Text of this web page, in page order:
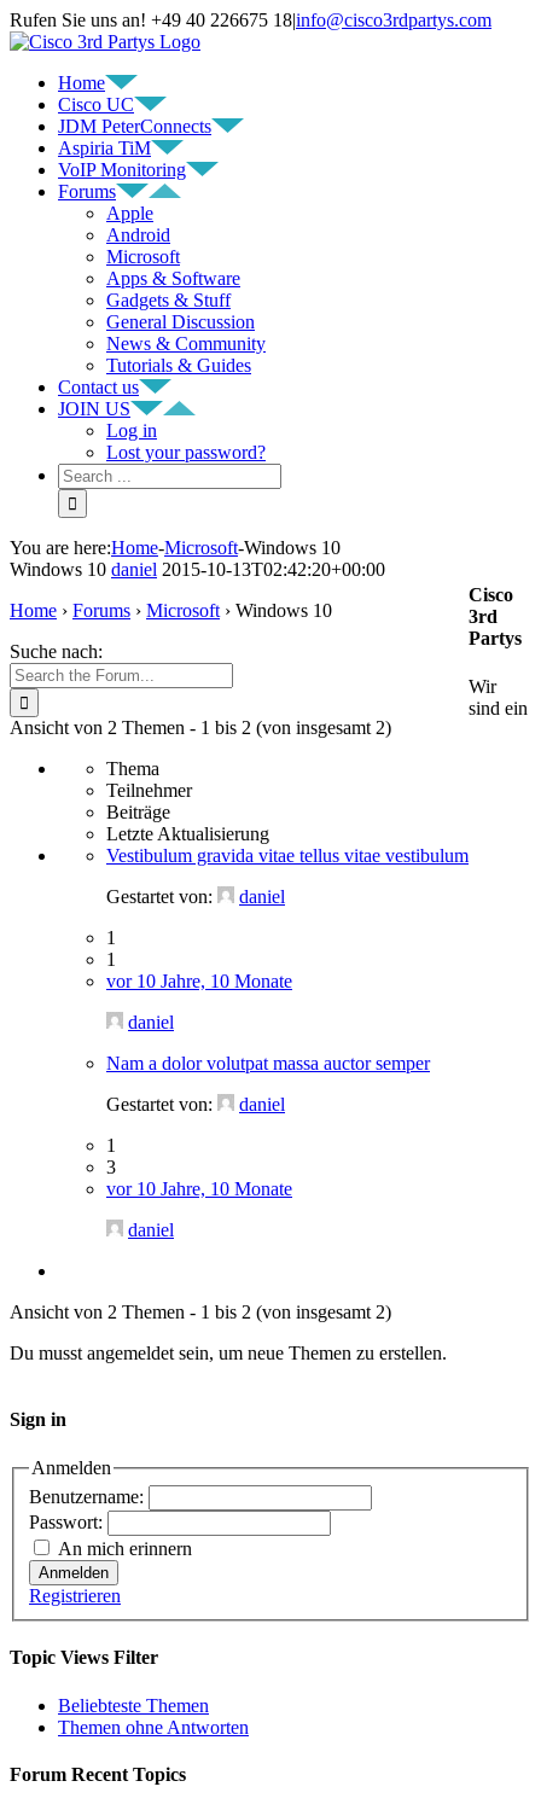
Rufen Sie uns an! +49 40 226675 18|info@cisco3rdpartys.com
Home
Cisco UC
JDM PeterConnects
Aspiria TiM
VoIP Monitoring
Forums
Apple
Android
Microsoft
Apps & Software
Gadgets & Stuff
General Discussion
News & Community
Tutorials & Guides
Contact us
JOIN US
Log in
Lost your password?
You are here:Home-Microsoft-Windows 10
Windows 10 daniel 2015-10-13T02:42:20+00:00
Home › Forums › Microsoft › Windows 10
Suche nach:
Ansicht von 2 Themen - 1 bis 2 (von insgesamt 2)
Thema
Teilnehmer
Beiträge
Letzte Aktualisierung
Vestibulum gravida vitae tellus vitae vestibulum
Gestartet von:
daniel
1
1
vor 10 Jahre, 10 Monate
daniel
Nam a dolor volutpat massa auctor semper
Gestartet von:
daniel
1
3
vor 10 Jahre, 10 Monate
daniel
Ansicht von 2 Themen - 1 bis 2 (von insgesamt 2)
Du musst angemeldet sein, um neue Themen zu erstellen.
Sign in
Anmelden
Benutzername:
Passwort:
An mich erinnern
Anmelden
Registrieren
Topic Views Filter
Beliebteste Themen
Themen ohne Antworten
Forum Recent Topics
Cisco
3rd
Partys
Wir
sind ein